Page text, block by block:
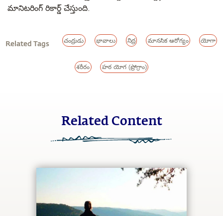
మానిటరింగ్ రికార్డ్ చేస్తుంది.
Related Tags చంద్రుడు భావాలు నిద్ర మానసిక ఆరోగ్యం యోగా
శరీరం హఠ యోగ (ప్రోగ్రాం)
Related Content